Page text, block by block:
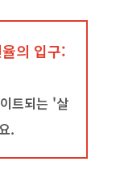
의 입구:
트되는 '살
.